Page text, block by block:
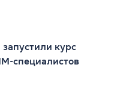
курс
специалистов